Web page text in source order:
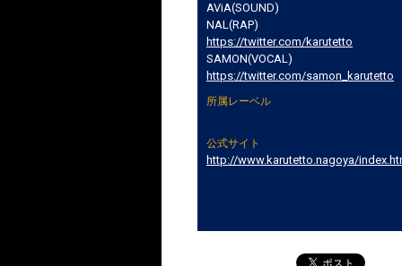
AViA(SOUND)
NAL(RAP)
https://twitter.com/karutetto
SAMON(VOCAL)
https://twitter.com/samon_karutetto
所属レーベル
公式サイト
http://www.karutetto.nagoya/